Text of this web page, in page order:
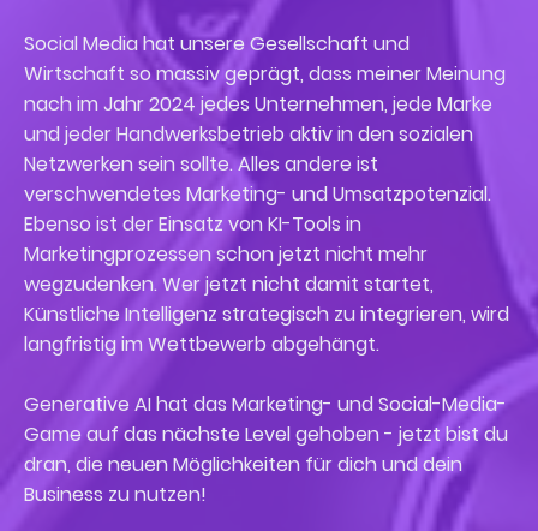
Social Media hat unsere Gesellschaft und
Wirtschaft so massiv geprägt, dass meiner Meinung
nach im Jahr 2024 jedes Unternehmen, jede Marke
und jeder Handwerksbetrieb aktiv in den sozialen
Netzwerken sein sollte. Alles andere ist
verschwendetes Marketing- und Umsatzpotenzial.
Ebenso ist der Einsatz von KI-Tools in
Marketingprozessen schon jetzt nicht mehr
wegzudenken. Wer jetzt nicht damit startet,
Künstliche Intelligenz strategisch zu integrieren, wird
langfristig im Wettbewerb abgehängt.
Generative AI hat das Marketing- und Social-Media-
Game auf das nächste Level gehoben - jetzt bist du
dran, die neuen Möglichkeiten für dich und dein
Business zu nutzen!